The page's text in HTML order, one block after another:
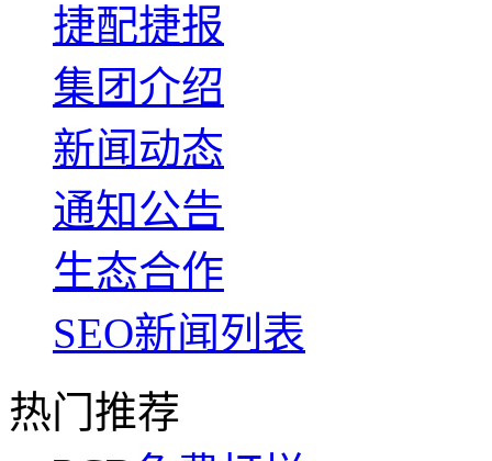
捷配捷报
集团介绍
新闻动态
通知公告
生态合作
SEO新闻列表
热门推荐